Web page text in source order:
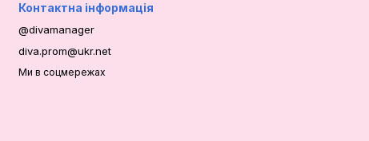
Контактна інформація
@divamanager
diva.prom@ukr.net
Ми в соцмережах